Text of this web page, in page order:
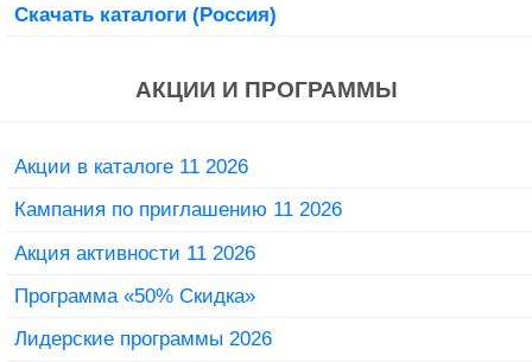
Скачать каталоги (Россия)
АКЦИИ И ПРОГРАММЫ
Акции в каталоге 11 2026
Кампания по приглашению 11 2026
Акция активности 11 2026
Программа «50% Скидка»
Лидерские программы 2026